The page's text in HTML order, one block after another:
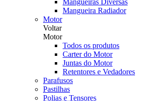
Mangueiras Diversas
Mangueira Radiador
Motor
Voltar
Motor
Todos os produtos
Carter do Motor
Juntas do Motor
Retentores e Vedadores
Parafusos
Pastilhas
Polias e Tensores